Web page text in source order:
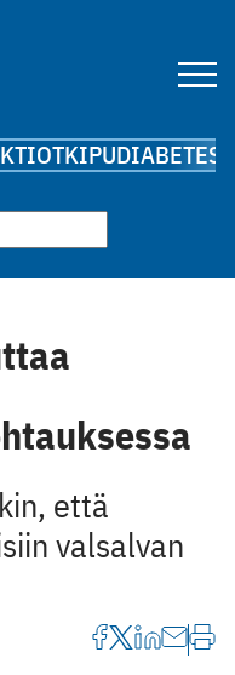
KIPUDIABETES
että
valsalvan